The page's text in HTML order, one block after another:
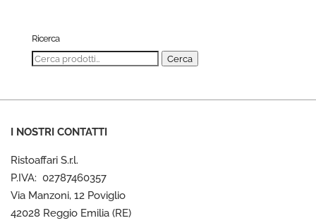
Ricerca
Cerca: Cerca
I NOSTRI CONTATTI
Ristoaffari S.r.l.
P.IVA: 02787460357
Via Manzoni, 12 Poviglio
42028 Reggio Emilia (RE)